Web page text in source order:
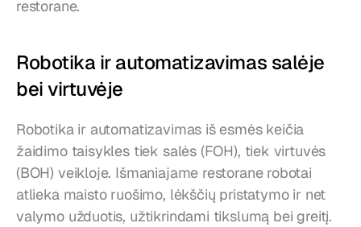
restorane.
Robotika ir automatizavimas salėje
bei virtuvėje
Robotika ir automatizavimas iš esmės keičia
žaidimo taisykles tiek salės (FOH), tiek virtuvės
(BOH) veikloje. Išmaniajame restorane robotai
atlieka maisto ruošimo, lėkščių pristatymo ir net
valymo užduotis, užtikrindami tikslumą bei greitį.